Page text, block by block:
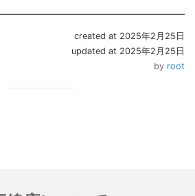
created at 2025年2月25日
updated at 2025年2月25日
by root